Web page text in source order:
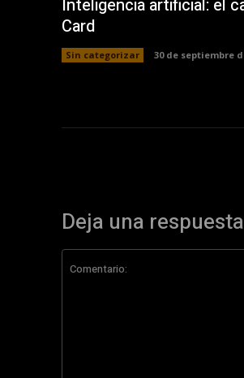
Inteligencia artificial: el
Card
Sin categorizar 30 de septiembre
Deja una respuesta